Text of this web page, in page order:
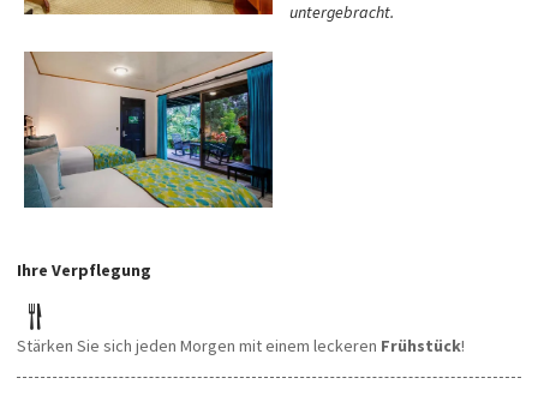
untergebracht.
Ihre Verpflegung
Stärken Sie sich jeden Morgen mit einem leckeren Frühstück!